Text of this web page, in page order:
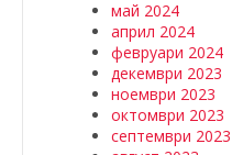
май 2024
април 2024
февруари 2024
декември 2023
ноември 2023
октомври 2023
септември 2023